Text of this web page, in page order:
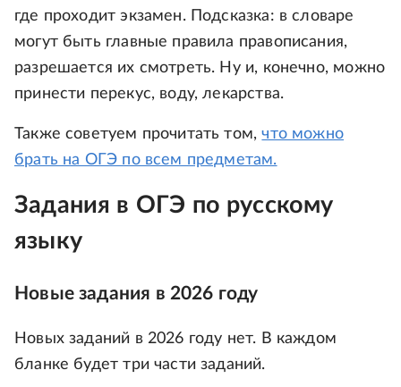
где проходит экзамен. Подсказка: в словаре
могут быть главные правила правописания,
разрешается их смотреть. Ну и, конечно, можно
принести перекус, воду, лекарства.
Также советуем прочитать том,что можно
брать на ОГЭ по всем предметам.
Задания в ОГЭ по русскому
языку
Новые задания в 2026 году
Новых заданий в 2026 году нет. В каждом
бланке будет три части заданий.